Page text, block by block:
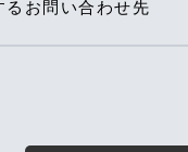
るお問い合わせ先